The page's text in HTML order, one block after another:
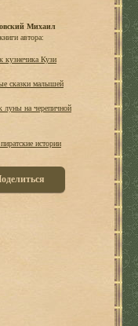
Михаил
автора:
кузнечика Кузи
сказки малышей
луны на черепичной
истории